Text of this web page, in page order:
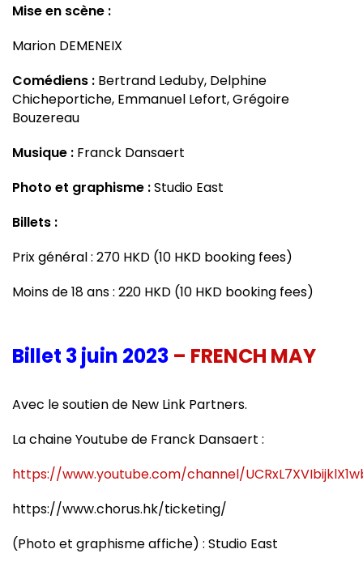
Mise en scène :
Marion DEMENEIX
Comédiens : Bertrand Leduby, Delphine
Chicheportiche, Emmanuel Lefort, Grégoire
Bouzereau
Musique : Franck Dansaert
Photo et graphisme :Studio East
Billets :
Prix général : 270 HKD (10 HKD booking fees)
Moins de 18 ans : 220 HKD (10 HKD booking fees)
Billet 3 juin 2023 – FRENCH MAY
Avec le soutien de New Link Partners.
La chaine Youtube de Franck Dansaert :
https://www.youtube.com/channel/
https://www.chorus.hk/ticketing/
(Photo et graphisme affiche) : Studio East